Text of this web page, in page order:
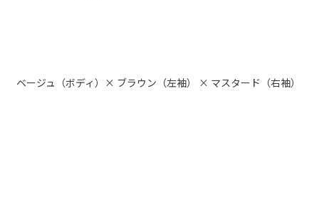
ベージュ（ボディ）× ブラウン（左袖） × マスタード（右袖）